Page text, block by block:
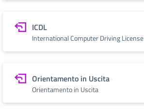
ICDL
International Computer Driving License
Orientamento in Uscita
Orientamento in Uscita